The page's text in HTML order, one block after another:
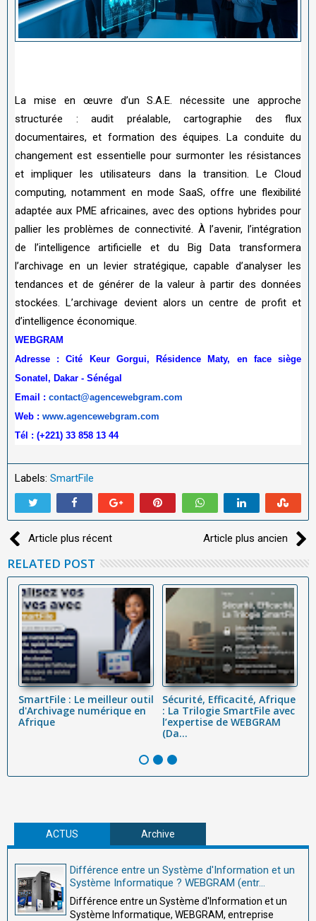
La mise en œuvre d’un S.A.E. nécessite une approche
structurée : audit préalable, cartographie des flux
documentaires, et formation des équipes. La conduite du
changement est essentielle pour surmonter les résistances
et impliquer les utilisateurs dans la transition. Le Cloud
computing, notamment en mode SaaS, offre une flexibilité
adaptée aux PME africaines, avec des options hybrides pour
pallier les problèmes de connectivité. À l’avenir, l’intégration
de l’intelligence artificielle et du Big Data transformera
l’archivage en un levier stratégique, capable d’analyser les
tendances et de générer de la valeur à partir des données
stockées. L’archivage devient alors un centre de profit et
d’intelligence économique.
WEBGRAM
Adresse : Cité Keur Gorgui, Résidence Maty, en face siège
Sonatel, Dakar - Sénégal
Email : contact@agencewebgram.com
Web : www.agencewebgram.com
Tél : (+221) 33 858 13 44
Labels: SmartFile
Article plus récent Article plus ancien
RELATED POST
SmartFile : Le meilleur outil
d'Archivage numérique en
Afrique
Sécurité, Efficacité, Afrique
: La Trilogie SmartFile avec
l’expertise de WEBGRAM
(Da...
ACTUS Archive
Différence entre un Système d'Information et un
Système Informatique ? WEBGRAM (entr...
Différence entre un Système d'Information et un
Système Informatique, WEBGRAM, entreprise